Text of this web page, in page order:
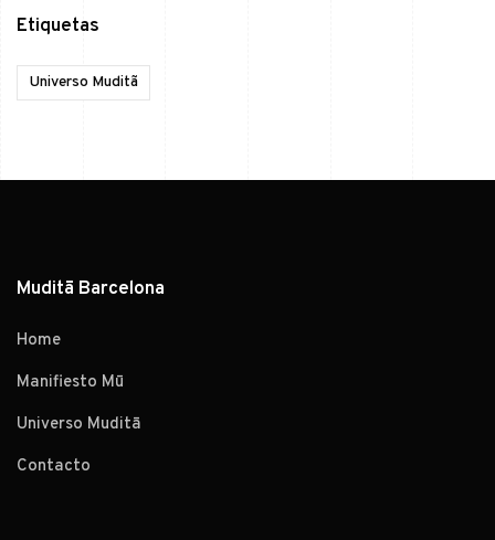
Etiquetas
Universo Muditã
Muditā Barcelona
Home
Manifiesto Mū
Universo Muditā
Contacto